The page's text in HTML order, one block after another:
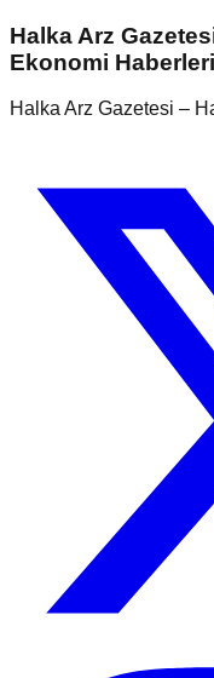
Halka Arz
Ekonomi Haberleri
Halka Arz Gazetesi –